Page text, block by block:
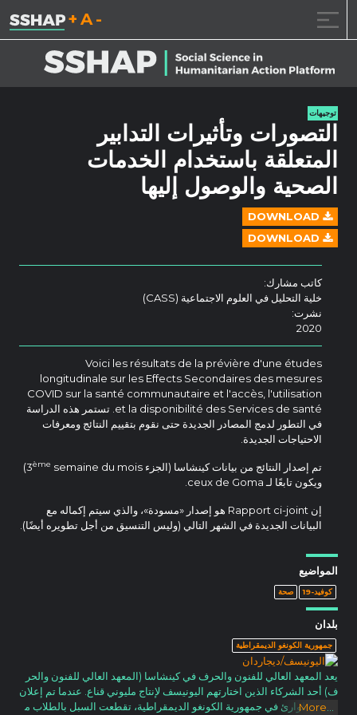
تقليل حجم الخط.
إعادة ضبط حجم
زيادة حجم
توجيهات
التصورات وتأثيرات التدابير
المتعلقة باستخدام الخدمات
الصحية والوصول إليها
DOWNLOAD
DOWNLOAD
كاتب مشارك:
خلية التحليل في العلوم الاجتماعية (CASS)
نشرت:
2020
Voici les résultats de la prévière d'une études
longitudinale sur les Effects Secondaires des mesures
COVID sur la santé communautaire et l'accès, l'utilisation
et la disponibilité des Services de santé. تستمر هذه الدراسة
في التطور لدمج المصادر الجديدة حتى نقوم بتقييم النتائج ومعرفات
الاحتياجات الجديدة.
تم إصدار النتائج من بيانات كينشاسا (الجزء 3 ème
semaine du mois)
ويكون تابعًا لـ ceux de Goma.
إن Rapport ci-joint هو إصدار «مسودة»، والذي سيتم إكماله مع
البيانات الجديدة في الشهر التالي (وليس التنسيق من أجل تطويره أيضًا).
المواضيع
كوفيد-19 صحة
بلدان
جمهورية الكونغو الديمقراطية
يعد المعهد العالي للفنون والحرف في كينشاسا (المعهد العالي للفنون والحر
ف) أحد الشركاء الذين اختارتهم اليونيسف لإنتاج مليوني قناع. عندما تم إعلان
حالة الطوارئ في جمهورية الكونغو الديمقراطية، تقطعت السبل بالطلاب م
More